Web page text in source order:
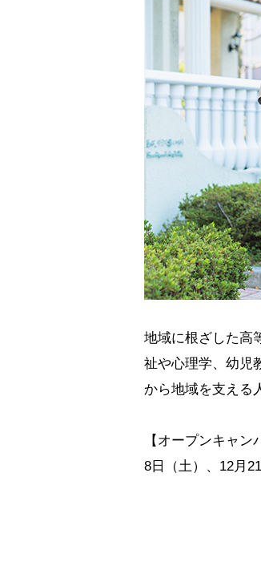
地域に根ざした高
祉や心理学、幼児
から地域を支える
【オープンキャ
8日（土）、12月